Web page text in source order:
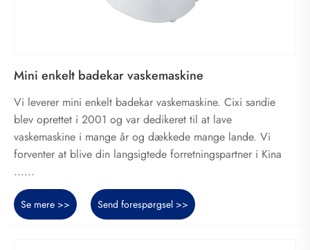
Mini enkelt badekar vaskemaskine
Vi leverer mini enkelt badekar vaskemaskine. Cixi sandie
blev oprettet i 2001 og var dedikeret til at lave
vaskemaskine i mange år og dækkede mange lande. Vi
forventer at blive din langsigtede forretningspartner i Kina
......
Se mere >> Send forespørgsel >>